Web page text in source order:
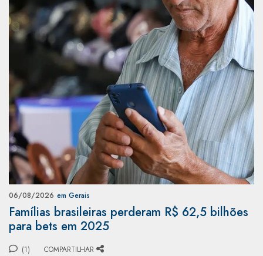
06/08/2026 em Gerais
Famílias brasileiras perderam R$ 62,5 bilhões
para bets em 2025
(1) COMPARTILHAR